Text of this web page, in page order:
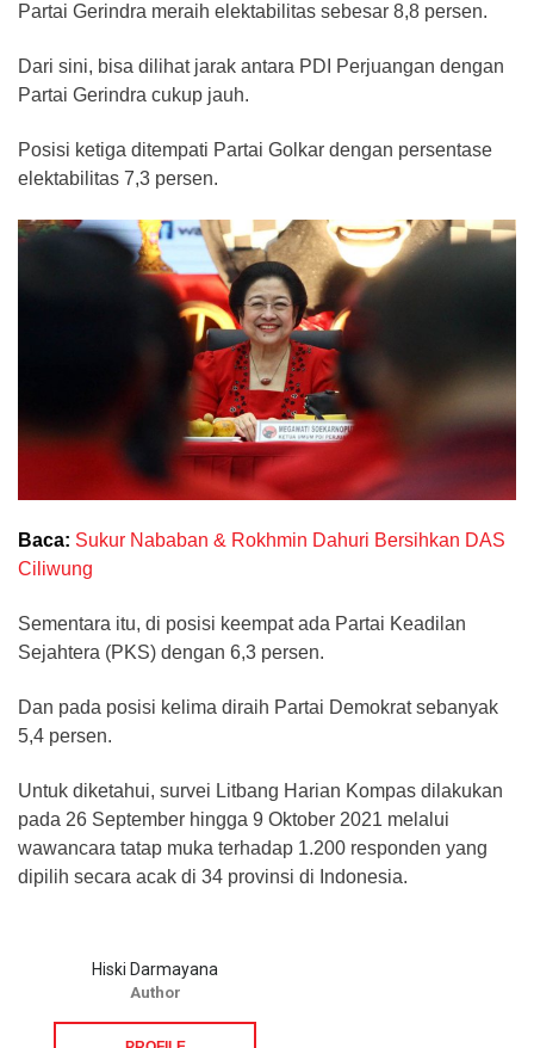
Partai Gerindra meraih elektabilitas sebesar 8,8 persen.
Dari sini, bisa dilihat jarak antara PDI Perjuangan dengan
Partai Gerindra cukup jauh.
Posisi ketiga ditempati Partai Golkar dengan persentase
elektabilitas 7,3 persen.
Baca: Sukur Nababan & Rokhmin Dahuri Bersihkan DAS
Ciliwung
Sementara itu, di posisi keempat ada Partai Keadilan
Sejahtera (PKS) dengan 6,3 persen.
Dan pada posisi kelima diraih Partai Demokrat sebanyak
5,4 persen.
Untuk diketahui, survei Litbang Harian Kompas dilakukan
pada 26 September hingga 9 Oktober 2021 melalui
wawancara tatap muka terhadap 1.200 responden yang
dipilih secara acak di 34 provinsi di Indonesia.
Hiski Darmayana
Author